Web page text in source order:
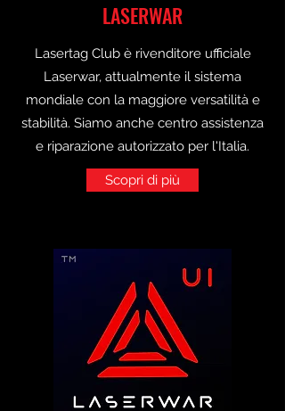
LASERWAR
Lasertag Club è rivenditore ufficiale
Laserwar, attualmente il sistema
mondiale con la maggiore versatilità e
stabilità. Siamo anche centro assistenza
e riparazione autorizzato per l'Italia.
Scopri di più